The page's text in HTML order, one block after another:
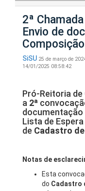
2ª
Envio de
SiSU 25 de março de
14/01/2025 08:58:42
Pró-Reitoria de
a 2ª
documentação
Lista de
de Cadastro
Notas de
Esta
do Cadastro